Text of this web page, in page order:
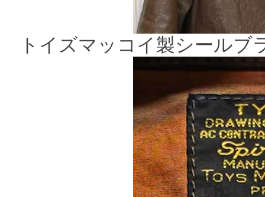
トイズマッコイ製シールブ